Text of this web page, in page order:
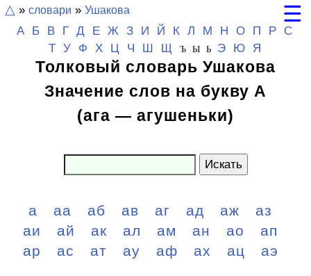
☰
△ » словари » Ушакова
А Б В Г Д Е Ж З И Й К Л М Н О П Р
С
Т У Ф Х Ц Ч Ш Щ Ъ Ы Ь Э Ю Я
Толковый словарь Ушакова
Значение слов на букву А
(ага — агушеньки)
Искать
а аа аб ав аг ад аж
аз
аи
ай ак ал ам ан ао
ап
ар
ас ат ау аф ах ац аэ